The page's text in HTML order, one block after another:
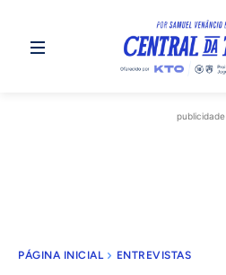
publicidade
PÁGINA INICIAL ENTREVISTAS